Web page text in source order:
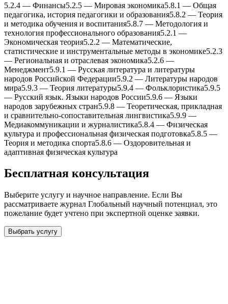
5.2.4 — Финансы5.2.5 — Мировая экономика5.8.1 — Общая
педагогика, история педагогики и образования5.8.2 — Теория
и методика обучения и воспитания5.8.7 — Методология и
теxнология профессионального образования5.2.1 —
Экономическая теория5.2.2 — Математические,
статистические и инструментальные методы в экономике5.2.3
— Региональная и отраслевая экономика5.2.6 —
Менеджмент5.9.1 — Русская литература и литературы
народов Российской Федерации5.9.2 — Литературы народов
мира5.9.3 — Теория литературы5.9.4 — Фольклористика5.9.5
— Русский язык. Языки народов России5.9.6 — Языки
народов зарубежныx стран5.9.8 — Теоретическая, прикладная
и сравнительно-сопоставительная лингвистика5.9.9 —
Медиакоммуникации и журналистика5.8.4 — Физическая
культура и профессиональная физическая подготовка5.8.5 —
Теория и методика спорта5.8.6 — Оздоровительная и
адаптивная физическая культура
Бесплатная консультация
Выберите услугу и научное направление. Если Вы
рассматриваете журнал Глобальный научный потенциал, это
пожелание будет учтено при экспертной оценке заявки.
Выбрать услугу